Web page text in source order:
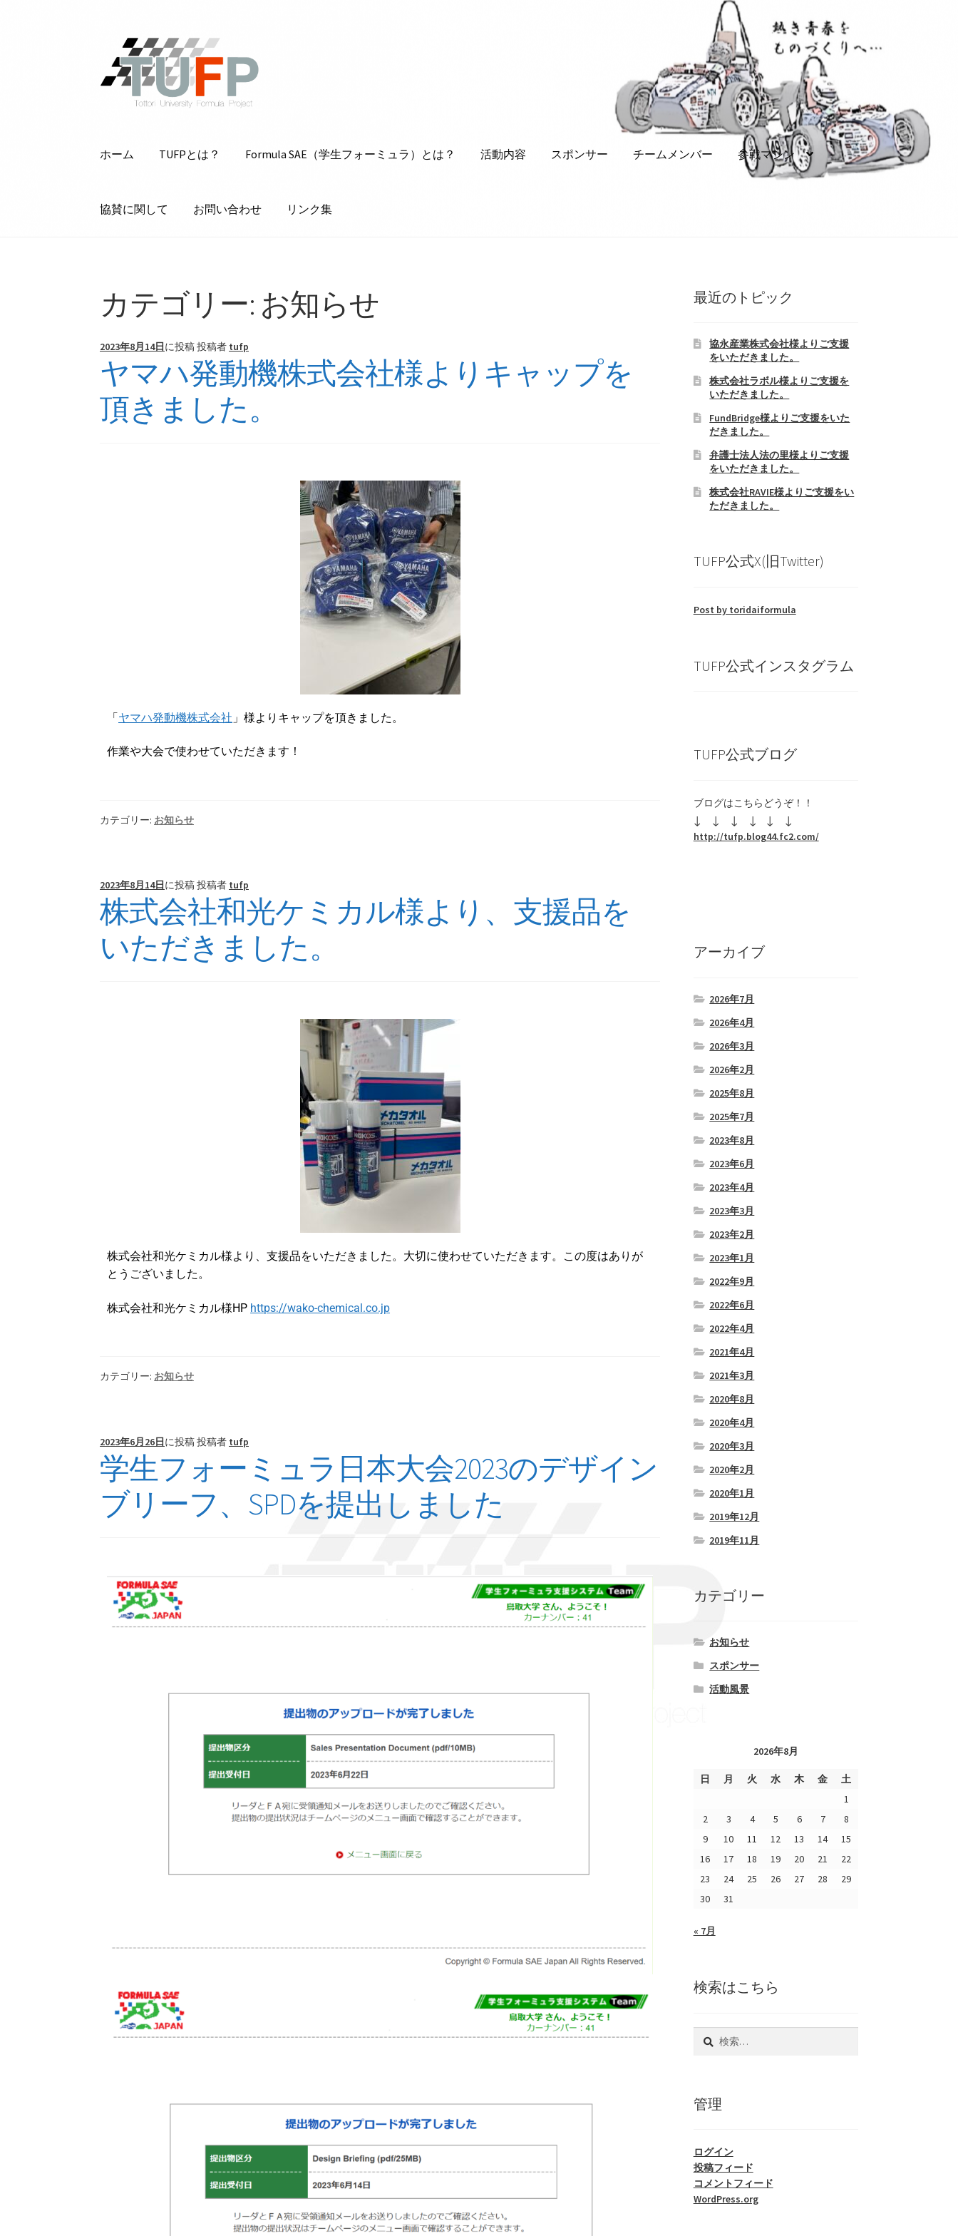
ホーム TUFPとは？ Formula SAE（学生フォーミュラ）とは？ 活動内容 スポンサー チームメンバー 参戦マシン
協賛に関して お問い合わせ リンク集
カテゴリー: お知らせ
2023年8月14日に投稿投稿者 tufp
ヤマハ発動機株式会社様よりキャップを
頂きました。
「ヤマハ発動機株式会社 」様よりキャップを頂きました。
作業や大会で使わせていただきます！
カテゴリー: お知らせ
2023年8月14日 に投稿投稿者 tufp
株式会社和光ケミカル様より、支援品を
いただきました。
株式会社和光ケミカル様より、支援品をいただきました。大切に使わせていただきます。この度はありが
とうございました。
株式会社和光ケミカル様HP https://wako-chemical.co.jp
カテゴリー: お知らせ
2023年6月26日に投稿投稿者 tufp
学生フォーミュラ日本大会2023のデザイン
ブリーフ、SPDを提出しました
最近のトピック
協永産業株式会社様よりご支援
をいただきました。
株式会社ラボル様よりご支援を
いただきました。
FundBridge様よりご支援をいた
だきました。
弁護士法人法の里様よりご支援
をいただきました。
株式会社RAVIE様よりご支援をい
ただきました。
TUFP公式X(旧Twitter)
Post by toridaiformula
TUFP公式インスタグラム
TUFP公式ブログ
ブログはこちらどうぞ！！
↓ ↓ ↓ ↓ ↓ ↓
http://tufp.blog44.fc2.com/
アーカイブ
2026年7月
2026年4月
2026年3月
2026年2月
2025年8月
2025年7月
2023年8月
2023年6月
2023年4月
2023年3月
2023年2月
2023年1月
2022年9月
2022年6月
2022年4月
2021年4月
2021年3月
2020年8月
2020年4月
2020年3月
2020年2月
2020年1月
2019年12月
2019年11月
カテゴリー
お知らせ
スポンサー
活動風景
2026年8月
日 月 火 水 木 金
土
1
2
3 4 5 6 7
8
9
10 11 12 13 14
15
16
17 18 19 20 21
22
23
24 25 26 27 28
29
30
31
« 7月
検索はこちら
管理
ログイン
投稿フィード
コメントフィード
WordPress.org